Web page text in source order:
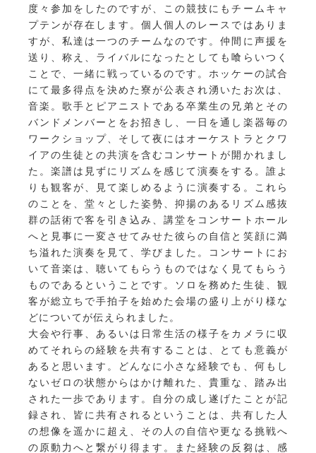
度々参加をしたのですが、この競技にもチームキャ
プテンが存在します。個人個人のレースではありま
すが、私達は一つのチームなのです。仲間に声援を
送り、称え、ライバルになったとしても喰らいつく
ことで、一緒に戦っているのです。ホッケーの試合
にて最多得点を決めた寮が公表され湧いたお次は、
音楽。歌手とピアニストである卒業生の兄弟とその
バンドメンバーとをお招きし、一日を通し楽器毎の
ワークショップ、そして夜にはオーケストラとクワ
イアの生徒との共演を含むコンサートが開かれまし
た。楽譜は見ずにリズムを感じて演奏をする。誰よ
りも観客が、見て楽しめるように演奏する。これら
のことを、堂々とした姿勢、抑揚のあるリズム感抜
群の話術で客を引き込み、講堂をコンサートホール
へと見事に一変させてみせた彼らの自信と笑顔に満
ち溢れた演奏を見て、学びました。コンサートにお
いて音楽は、聴いてもらうものではなく見てもらう
ものであるということです。ソロを務めた生徒、観
客が総立ちで手拍子を始めた会場の盛り上がり様な
どについてが伝えられました。
大会や行事、あるいは日常生活の様子をカメラに収
めてそれらの経験を共有することは、とても意義が
あると思います。どんなに小さな経験でも、何もし
ないゼロの状態からはかけ離れた、貴重な、踏み出
された一歩であります。自分の成し遂げたことが記
録され、皆に共有されるということは、共有した人
の想像を遥かに超え、その人の自信や更なる挑戦へ
の原動力へと繋がり得ます。また経験の反芻は、感